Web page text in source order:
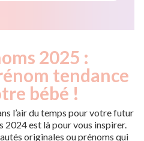
2025 :
tendance
bébé !
l’air du temps pour votre futur
2024 est là pour vous inspirer.
originales ou prénoms qui